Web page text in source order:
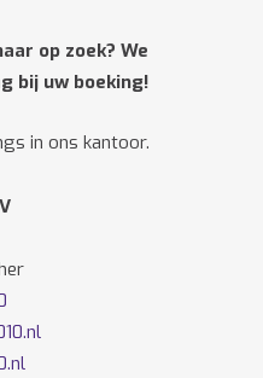
op zoek? We
bij uw boeking!
in ons kantoor.